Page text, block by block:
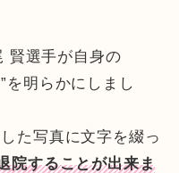
賢選手が自身の
を明らかにしまし
た写真に文字を綴っ
院することが出来ま